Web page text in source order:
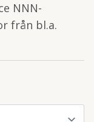
NNN-
från bl.a.